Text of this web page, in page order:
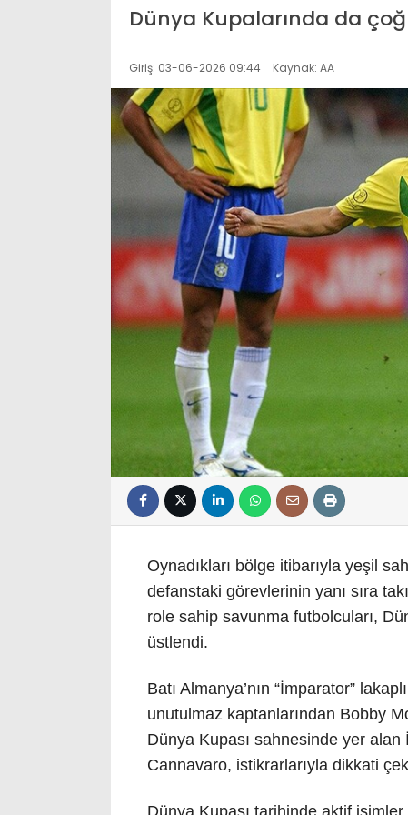
Dünya Kupalarında da
Giriş: 03-06-2026 09:44 Kaynak: AA
Oynadıkları bölge itibarıyla yeşil
defanstaki görevlerinin yanı sıra
role sahip savunma futbolcuları,
üstlendi.
Batı Almanya’nın “İmparator”
unutulmaz kaptanlarından Bobby
Dünya Kupası sahnesinde yer alan
Cannavaro, istikrarlarıyla dikkati